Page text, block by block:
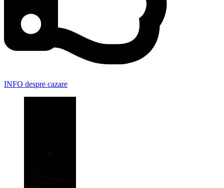
INFO despre cazare